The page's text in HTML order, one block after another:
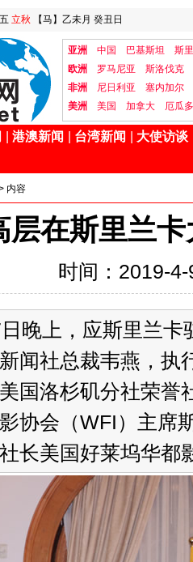
立秋 【马】乙未月 癸丑日
亚洲 中国 巴基斯坦
斯
欧洲
罗马尼亚
斯洛伐克
非洲
尼日利亚
塞内加尔
美洲
美国 加拿大 厄瓜
港澳新闻 台湾新闻 大使访谈
内容
层在斯里兰
时间：2019-
晚上，应斯里兰卡
闻社总裁韦燕，执
国洛杉矶分社荣誉
协会（WFI）主席
长美国好莱坞华都